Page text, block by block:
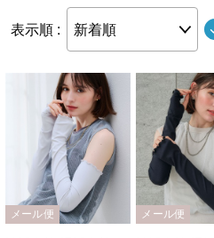
表示順 : 新着順
メール便 メール便